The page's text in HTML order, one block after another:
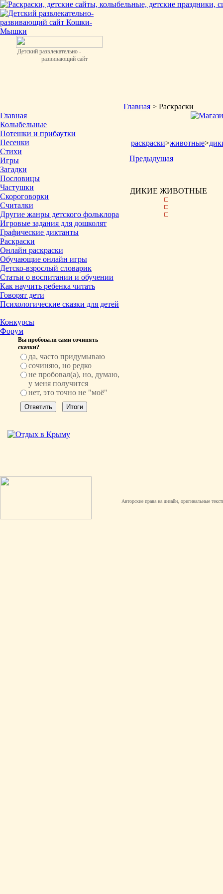
Детский развлекательно -
развивающий сайт
Главная
Колыбельные
Потешки и прибаутки
Песенки
Стихи
Игры
Загадки
Пословицы
Частушки
Скороговорки
Считалки
Другие жанры детского фольклора
Игровые задания для дошколят
Графические диктанты
Раскраски
Онлайн раскраски
Обучающие онлайн игры
Детско-взрослый словарик
Статьи о воспитании и обучении
Как научить ребенка читать
Говорят дети
Психологические сказки для детей
Конкурсы
Форум
Вы пробовали сами сочинять
сказки?
да, часто придумываю
сочиняю, но редко
не пробовал(а), но, думаю,
у меня получится
нет, это точно не "моё"
Главная > Раскраски
раскраски>животные>
Предыдущая
ДИКИЕ ЖИВОТНЫЕ
Авторские права на дизайн, оригинальные